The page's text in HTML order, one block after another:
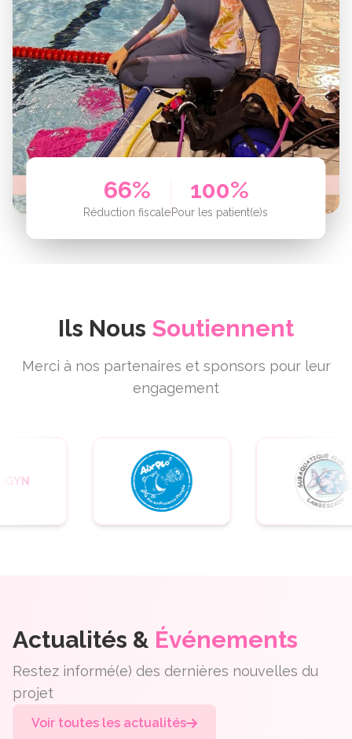
66%
Réduction fiscale
100%
Pour les patient(e)s
Ils Nous Soutiennent
Merci à nos partenaires et sponsors pour leur
engagement
Actualités & Événements
Restez informé(e) des dernières nouvelles du
projet
Voir toutes les actualités